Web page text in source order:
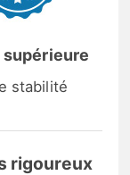
supérieure
stabilité
rigoureux